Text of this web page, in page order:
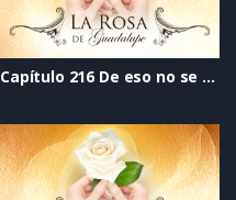
Capítulo 216 De eso no se habla